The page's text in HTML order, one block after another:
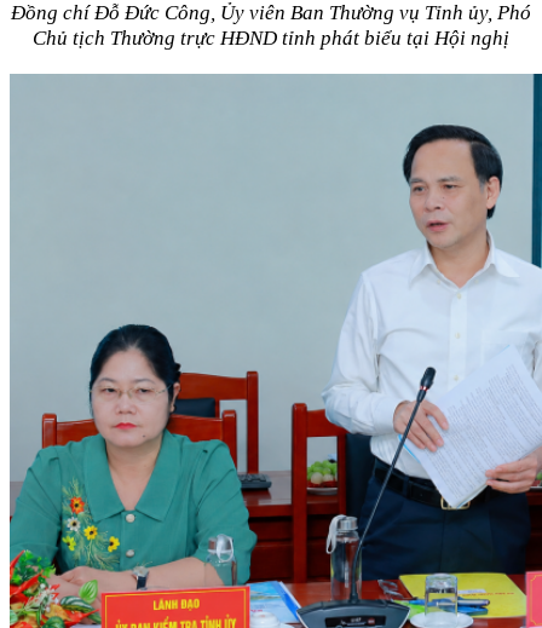
Đồng chí Đỗ Đức Công, Ủy viên Ban Thường vụ Tỉnh ủy, Phó
Chủ tịch Thường trực HĐND tỉnh phát biểu tại Hội nghị